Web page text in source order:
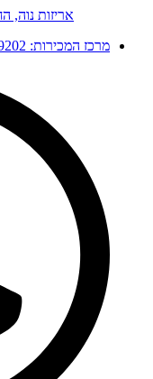
אריזות נוה,
מרכז המכירות: 0722799202